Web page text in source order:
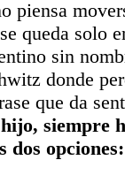
piensa
queda solo
sin
donde
que da
siempre
dos